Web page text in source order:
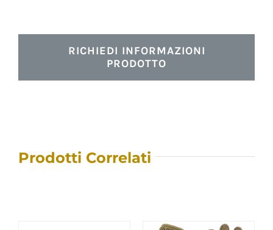
RICHIEDI INFORMAZIONI
PRODOTTO
Prodotti Correlati